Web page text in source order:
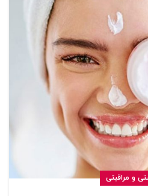
و مراقبتی